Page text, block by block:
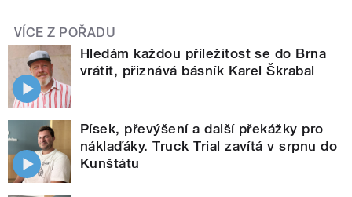
VÍCE Z POŘADU
Hledám každou příležitost se do Brna
vrátit, přiznává básník Karel Škrabal
Písek, převýšení a další překážky pro
náklaďáky. Truck Trial zavítá v srpnu do
Kunštátu